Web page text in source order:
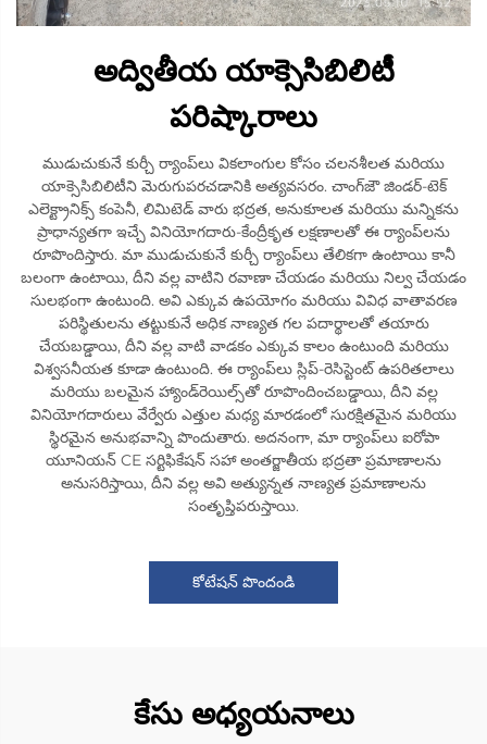
అద్వితీయ యాక్సెసిబిలిటీ
పరిష్కారాలు
ముడుచుకునే కుర్చీ ర్యాంప్‌లు వికలాంగుల కోసం చలనశీలత మరియు
యాక్సెసిబిలిటీని మెరుగుపరచడానికి అత్యవసరం. చాంగ్‌జౌ జిండర్-టెక్
ఎలెక్ట్రానిక్స్ కంపెనీ, లిమిటెడ్ వారు భద్రత, అనుకూలత మరియు మన్నికను
ప్రాధాన్యతగా ఇచ్చే వినియోగదారు-కేంద్రీకృత లక్షణాలతో ఈ ర్యాంప్‌లను
రూపొందిస్తారు. మా ముడుచుకునే కుర్చీ ర్యాంప్‌లు తేలికగా ఉంటాయి కానీ
బలంగా ఉంటాయి, దీని వల్ల వాటిని రవాణా చేయడం మరియు నిల్వ చేయడం
సులభంగా ఉంటుంది. అవి ఎక్కువ ఉపయోగం మరియు వివిధ వాతావరణ
పరిస్థితులను తట్టుకునే అధిక నాణ్యత గల పదార్థాలతో తయారు
చేయబడ్డాయి, దీని వల్ల వాటి వాడకం ఎక్కువ కాలం ఉంటుంది మరియు
విశ్వసనీయత కూడా ఉంటుంది. ఈ ర్యాంప్‌లు స్లిప్-రెసిస్టెంట్ ఉపరితలాలు
మరియు బలమైన హ్యాండ్‌రెయిల్స్‌తో రూపొందించబడ్డాయి, దీని వల్ల
వినియోగదారులు వేర్వేరు ఎత్తుల మధ్య మారడంలో సురక్షితమైన మరియు
స్థిరమైన అనుభవాన్ని పొందుతారు. అదనంగా, మా ర్యాంప్‌లు ఐరోపా
యూనియన్ CE సర్టిఫికేషన్ సహా అంతర్జాతీయ భద్రతా ప్రమాణాలను
అనుసరిస్తాయి, దీని వల్ల అవి అత్యున్నత నాణ్యత ప్రమాణాలను
సంతృప్తిపరుస్తాయి.
కోటేషన్ పొందండి
కేసు అధ్యయనాలు